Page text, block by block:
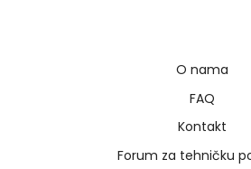
O nama
FAQ
Kontakt
Forum za tehničku